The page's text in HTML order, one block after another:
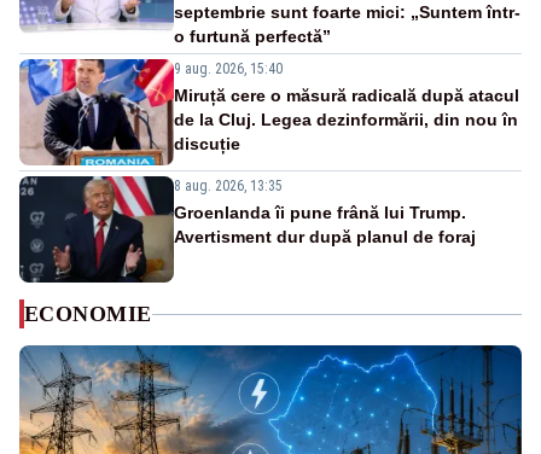
septembrie sunt foarte mici: „Suntem într-
o furtună perfectă”
9 aug. 2026, 15:40
Miruță cere o măsură radicală după atacul
de la Cluj. Legea dezinformării, din nou în
discuție
8 aug. 2026, 13:35
Groenlanda îi pune frână lui Trump.
Avertisment dur după planul de foraj
ECONOMIE